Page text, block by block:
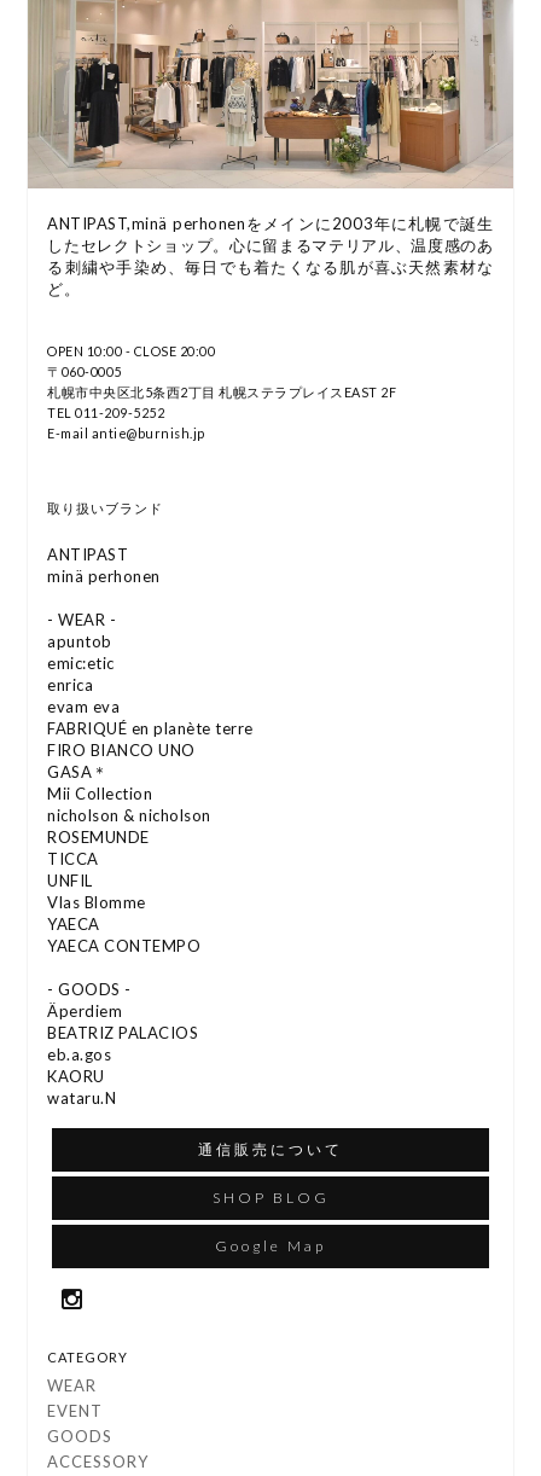
ANTIPAST,minä perhonenをメインに2003年に札幌で誕生
したセレクトショップ。心に留まるマテリアル、温度感のあ
る刺繍や手染め、毎日でも着たくなる肌が喜ぶ天然素材な
ど。
OPEN 10:00 - CLOSE 20:00
〒060-0005
札幌市中央区北5条西2丁目 札幌ステラプレイスEAST 2F
TEL 011-209-5252
E-mail antie@burnish.jp
取り扱いブランド
ANTIPAST
minä perhonen
- WEAR -
apuntob
emic:etic
enrica
evam eva
FABRIQUÉ en planète terre
FIRO BIANCO UNO
GASA＊
Mii Collection
nicholson & nicholson
ROSEMUNDE
TICCA
UNFIL
Vlas Blomme
YAECA
YAECA CONTEMPO
- GOODS -
Äperdiem
BEATRIZ PALACIOS
eb.a.gos
KAORU
wataru.N
通信販売について
SHOP BLOG
Google Map
CATEGORY
WEAR
EVENT
GOODS
ACCESSORY